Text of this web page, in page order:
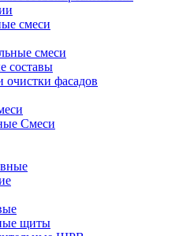
смеси
смеси
составы
очистки фасадов
Смеси
щиты